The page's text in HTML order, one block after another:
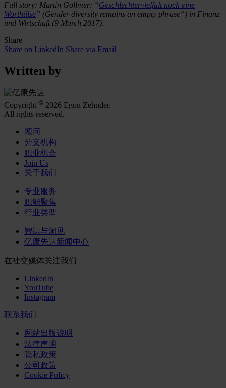
Full story: Martin Gollmer: “Geschlechtervielfalt noch eine
Worthülse” (Gender diversity remains an empty phrase“) in Finanz
und Wirtschaft (9 March 2017).
Share
Share on LinkedIn Share via Email
Written by
Copyright © 2026 Egon Zehnder.
All rights reserved.
顾问
分支机构
职业机会
Join Us
关于我们
专业服务
职能聚焦
行业类型
智识与洞见
亿康先达新闻中心
在社交媒体关注我们
LinkedIn
YouTube
Instagram
联系我们
网站出版说明
法律声明
隐私政策
公司政策
Cookie Policy